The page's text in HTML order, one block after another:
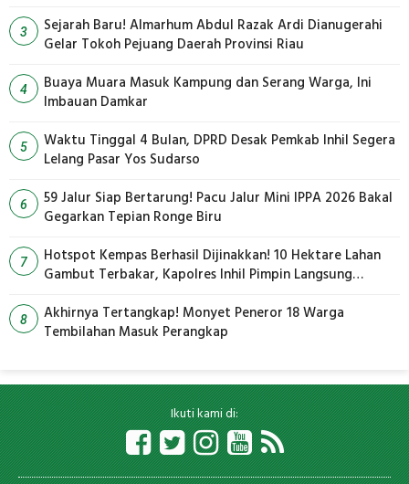
3
Sejarah Baru! Almarhum Abdul Razak Ardi Dianugerahi
Gelar Tokoh Pejuang Daerah Provinsi Riau
4
Buaya Muara Masuk Kampung dan Serang Warga, Ini
Imbauan Damkar
5
Waktu Tinggal 4 Bulan, DPRD Desak Pemkab Inhil Segera
Lelang Pasar Yos Sudarso
6
59 Jalur Siap Bertarung! Pacu Jalur Mini IPPA 2026 Bakal
Gegarkan Tepian Ronge Biru
7
Hotspot Kempas Berhasil Dijinakkan! 10 Hektare Lahan
Gambut Terbakar, Kapolres Inhil Pimpin Langsung
8
Akhirnya Tertangkap! Monyet Peneror 18 Warga
Tembilahan Masuk Perangkap
Ikuti kami di: